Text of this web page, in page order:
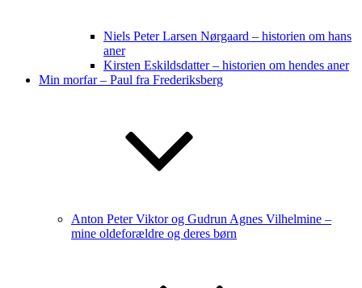
Niels Peter Larsen Nørgaard – historien om hans
aner
Kirsten Eskildsdatter – historien om hendes aner
Min morfar – Paul fra Frederiksberg
Anton Peter Viktor og Gudrun Agnes Vilhelmine –
mine oldeforældre og deres børn